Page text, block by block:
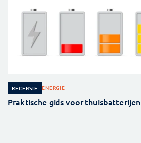
RECENSIE ENERGIE
Praktische gids voor thuisbatterijen